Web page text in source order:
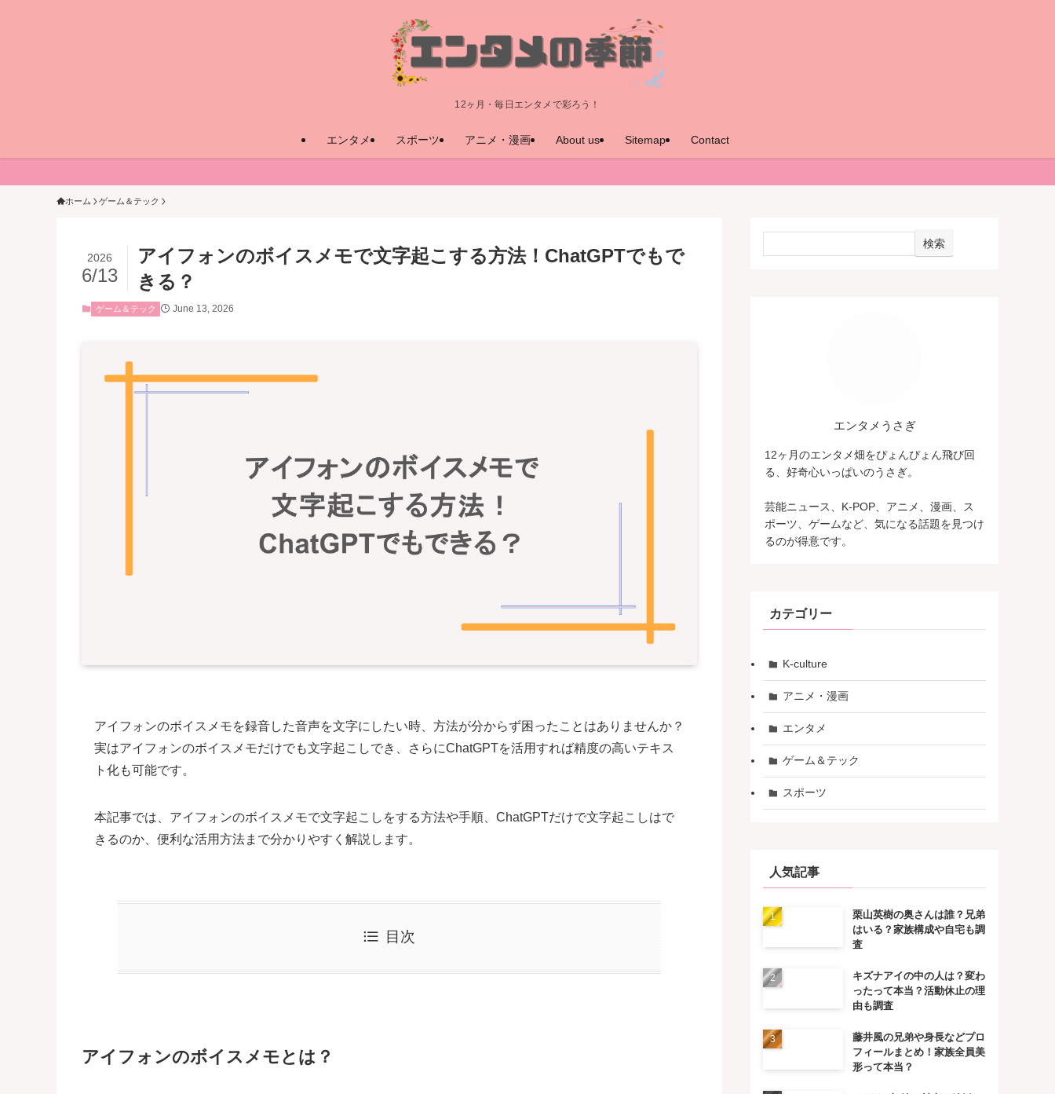
12ヶ月・毎日エンタメで彩ろう！
エンタメ スポーツ アニメ・漫画 About us Sitemap Contact
ホーム ゲーム＆テック
アイフォンのボイスメモで文字起こする方法！ChatGPTでもで
きる？
2026
6/13
ゲーム＆テック June 13, 2026
アイフォンのボイスメモを録音した音声を文字にしたい時、方法が分からず困ったことはありませんか？
実はアイフォンのボイスメモだけでも文字起こしでき、さらにChatGPTを活用すれば精度の高いテキス
ト化も可能です。
本記事では、アイフォンのボイスメモで文字起こしをする方法や手順、ChatGPTだけで文字起こしはで
きるのか、便利な活用方法まで分かりやすく解説します。
目次
アイフォンのボイスメモとは？
検索
エンタメうさぎ
12ヶ月のエンタメ畑をぴょんぴょん飛び回
る、好奇心いっぱいのうさぎ。
芸能ニュース、K-POP、アニメ、漫画、ス
ポーツ、ゲームなど、気になる話題を見つけ
るのが得意です。
カテゴリー
K-culture
アニメ・漫画
エンタメ
ゲーム＆テック
スポーツ
人気記事
栗山英樹の奥さんは誰？兄弟
はいる？家族構成や自宅も調
査
キズナアイの中の人は？変わ
ったって本当？活動休止の理
由も調査
藤井風の兄弟や身長などプロ
フィールまとめ！家族全員美
形って本当？